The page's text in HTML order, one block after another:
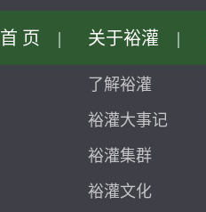
首页 | 关于裕灌 |
了解裕灌
裕灌大事记
裕灌集群
裕灌文化